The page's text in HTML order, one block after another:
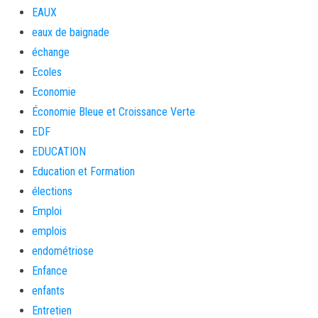
EAUX
eaux de baignade
échange
Ecoles
Economie
Économie Bleue et Croissance Verte
EDF
EDUCATION
Education et Formation
élections
Emploi
emplois
endométriose
Enfance
enfants
Entretien